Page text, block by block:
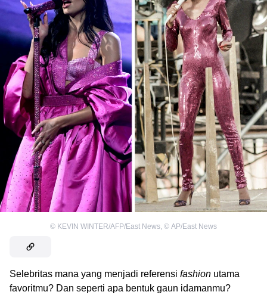
© KEVIN WINTER/AFP/East News, © AP/East News
Selebritas mana yang menjadi referensi fashion utama
favoritmu? Dan seperti apa bentuk gaun idamanmu?